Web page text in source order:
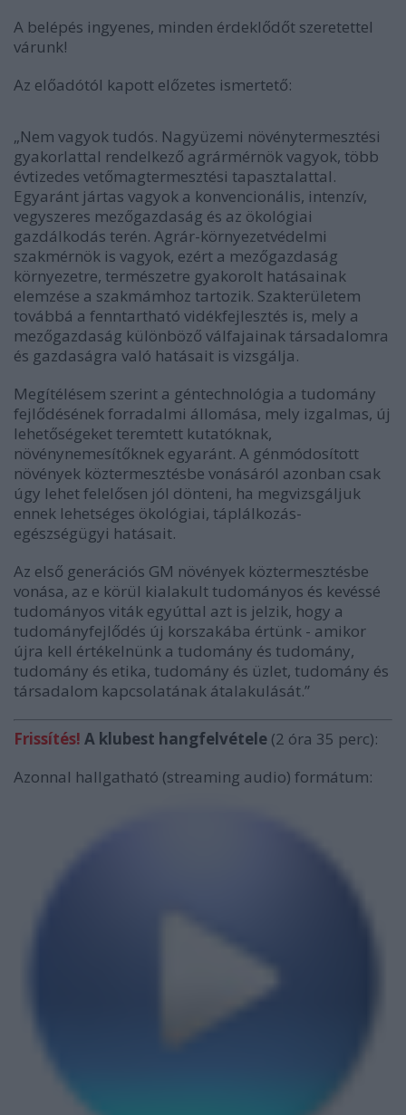
A belépés ingyenes, minden érdeklődőt szeretettel
várunk!
Az előadótól kapott előzetes ismertető:
„Nem vagyok tudós. Nagyüzemi növénytermesztési
gyakorlattal rendelkező agrármérnök vagyok, több
évtizedes vetőmagtermesztési tapasztalattal.
Egyaránt jártas vagyok a konvencionális, intenzív,
vegyszeres mezőgazdaság és az ökológiai
gazdálkodás terén. Agrár-környezetvédelmi
szakmérnök is vagyok, ezért a mezőgazdaság
környezetre, természetre gyakorolt hatásainak
elemzése a szakmámhoz tartozik. Szakterületem
továbbá a fenntartható vidékfejlesztés is, mely a
mezőgazdaság különböző válfajainak társadalomra
és gazdaságra való hatásait is vizsgálja.
Megítélésem szerint a géntechnológia a tudomány
fejlődésének forradalmi állomása, mely izgalmas, új
lehetőségeket teremtett kutatóknak,
növénynemesítőknek egyaránt. A génmódosított
növények köztermesztésbe vonásáról azonban csak
úgy lehet felelősen jól dönteni, ha megvizsgáljuk
ennek lehetséges ökológiai, táplálkozás-
egészségügyi hatásait.
Az első generációs GM növények köztermesztésbe
vonása, az e körül kialakult tudományos és kevéssé
tudományos viták egyúttal azt is jelzik, hogy a
tudományfejlődés új korszakába értünk - amikor
újra kell értékelnünk a tudomány és tudomány,
tudomány és etika, tudomány és üzlet, tudomány és
társadalom kapcsolatának átalakulását.”
Frissítés! A klubest hangfelvétele (2 óra 35 perc):
Azonnal hallgatható (streaming audio) formátum: